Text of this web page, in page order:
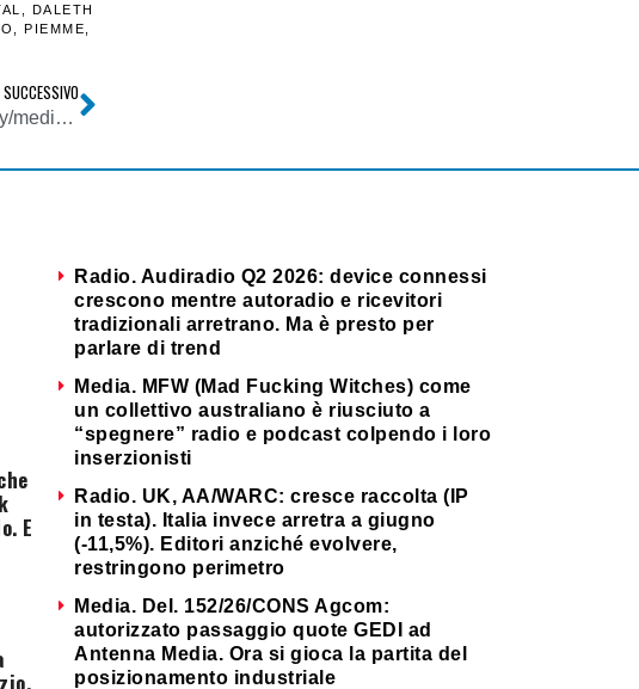
DALETH
PIEMME
SUCCESSIVO
Tv. Il singolare caso di Game of Kings, serie fantasy/medievale tutta realizzata in Liguria che piace al cinema, in Tv e online. Il 6 maggio 5 puntate in onda su 7 Gold
E
Radio. Audiradio Q2 2026: device connessi
crescono mentre autoradio e ricevitori
tradizionali arretrano. Ma è presto per
parlare di trend
Media. MFW (Mad Fucking Witches) come
un collettivo australiano è riusciuto a
“spegnere” radio e podcast colpendo i loro
inserzionisti
Radio. UK, AA/WARC: cresce raccolta (IP
in testa). Italia invece arretra a giugno
(-11,5%). Editori anziché evolvere,
restringono perimetro
Media. Del. 152/26/CONS Agcom:
autorizzato passaggio quote GEDI ad
Antenna Media. Ora si gioca la partita del
posizionamento industriale